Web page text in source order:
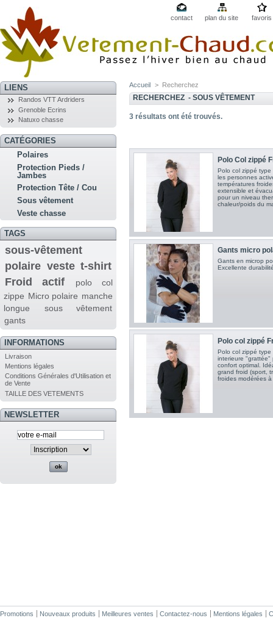
contact plan du site favoris
LIENS
Randos VTT Ardriders
Grenoble Ecrins
Natuxo chasse
CATÉGORIES
Polaires
Protection Pieds /
Jambes
Protection Tête / Cou
Sous vêtement
Veste chasse
TAGS
sous-vêtement
polaire veste t-shirt
Froid actif
polo col
zippe Micro polaire manche
longue
sous vêtement
gants
INFORMATIONS
Livraison
Mentions légales
Conditions Générales d'Utilisation et
de Vente
TAILLE DES VETEMENTS
NEWSLETTER
Accueil > Recherchez
RECHERCHEZ - SOUS VÊTEMENT
3 résultats ont été trouvés.
Polo Col zippé
Polo col zippé type
les personnes
températures
extensible et
pour un niveau
chaleur/poids du
Gants micro
Gants en microp
Excellente
Polo col zippé
Polo col zippé type
interieure "grattée"
confort optimal.
grand froid (sport,
froides modérées
Promotions Nouveaux produits Meilleures ventes Contactez-nous Mentions légales